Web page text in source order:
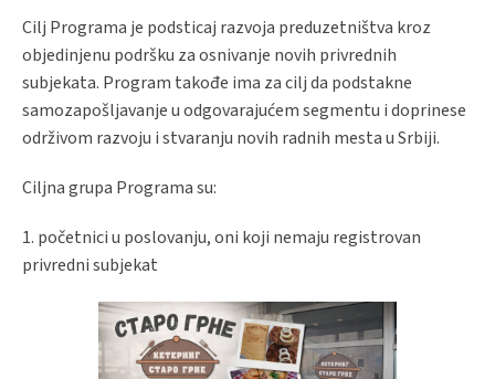
Cilj Programa je podsticaj razvoja preduzetništva kroz
objedinjenu podršku za osnivanje novih privrednih
subjekata. Program takođe ima za cilj da podstakne
samozapošljavanje u odgovarajućem segmentu i doprinese
održivom razvoju i stvaranju novih radnih mesta u Srbiji.
Ciljna grupa Programa su:
1. početnici u poslovanju, oni koji nemaju registrovan
privredni subjekat